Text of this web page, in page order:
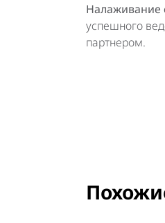
Налаживание
успешного
партнером.